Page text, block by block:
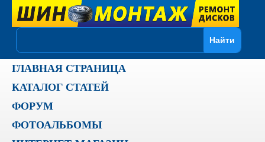
ГЛАВНАЯ СТРАНИЦА
КАТАЛОГ СТАТЕЙ
ФОРУМ
ФОТОАЛЬБОМЫ